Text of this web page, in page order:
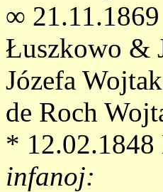
∞
Łuszkowo &
Józefa
de Roch
*
infanoj: